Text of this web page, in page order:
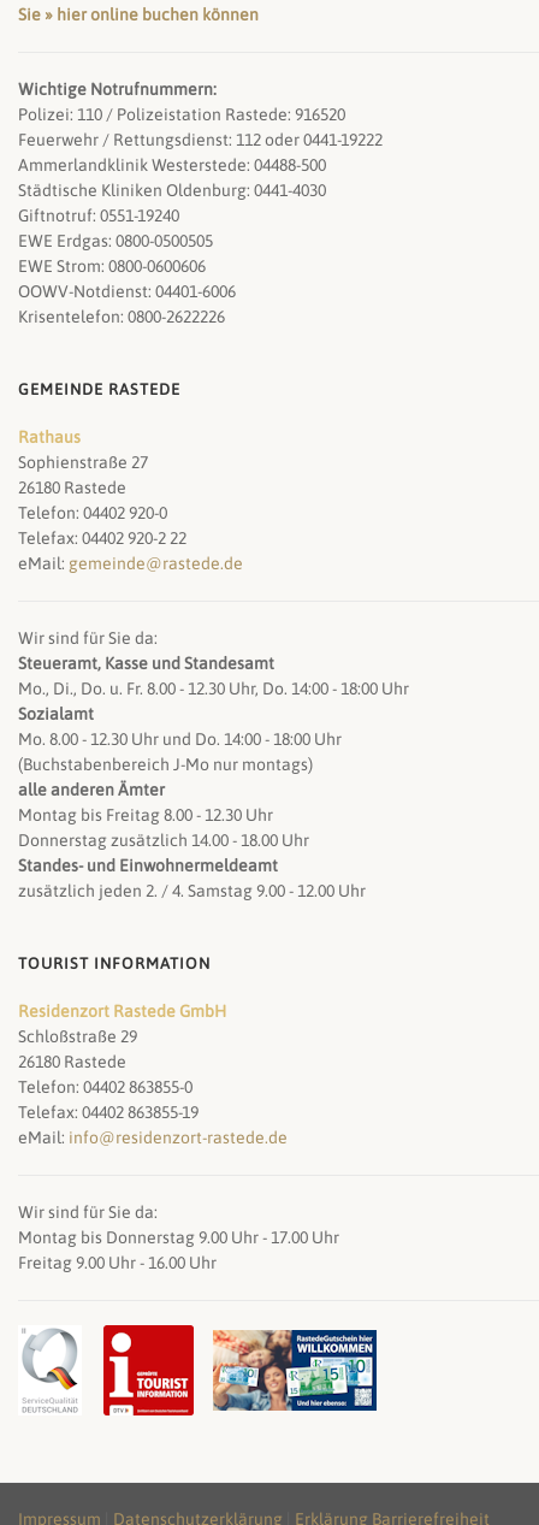
Sie » hier online buchen können
Wichtige Notrufnummern:
Polizei: 110 / Polizeistation Rastede: 916520
Feuerwehr / Rettungsdienst: 112 oder 0441-19222
Ammerlandklinik Westerstede: 04488-500
Städtische Kliniken Oldenburg: 0441-4030
Giftnotruf: 0551-19240
EWE Erdgas: 0800-0500505
EWE Strom: 0800-0600606
OOWV-Notdienst: 04401-6006
Krisentelefon: 0800-2622226
GEMEINDE RASTEDE
Rathaus
Sophienstraße 27
26180 Rastede
Telefon: 04402 920-0
Telefax: 04402 920-2 22
eMail: gemeinde@rastede.de
Wir sind für Sie da:
Steueramt, Kasse und Standesamt
Mo., Di., Do. u. Fr. 8.00 - 12.30 Uhr, Do. 14:00 - 18:00 Uhr
Sozialamt
Mo. 8.00 - 12.30 Uhr und Do. 14:00 - 18:00 Uhr
(Buchstabenbereich J-Mo nur montags)
alle anderen Ämter
Montag bis Freitag 8.00 - 12.30 Uhr
Donnerstag zusätzlich 14.00 - 18.00 Uhr
Standes- und Einwohnermeldeamt
zusätzlich jeden 2. / 4. Samstag 9.00 - 12.00 Uhr
TOURIST INFORMATION
Residenzort Rastede GmbH
Schloßstraße 29
26180 Rastede
Telefon: 04402 863855-0
Telefax: 04402 863855-19
eMail: info@residenzort-rastede.de
Wir sind für Sie da:
Montag bis Donnerstag 9.00 Uhr - 17.00 Uhr
Freitag 9.00 Uhr - 16.00 Uhr
Impressum Datenschutzerklärung Erklärung Barrierefreiheit